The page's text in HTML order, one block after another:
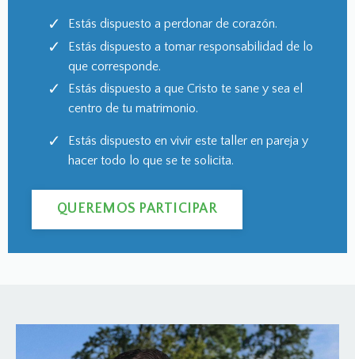
Estás dispuesto a perdonar de corazón.
Estás dispuesto a tomar responsabilidad de lo
que corresponde.
Estás dispuesto a que Cristo te sane y sea el
centro de tu matrimonio.
Estás dispuesto en vivir este taller en pareja y
hacer todo lo que se te solicita.
QUEREMOS PARTICIPAR